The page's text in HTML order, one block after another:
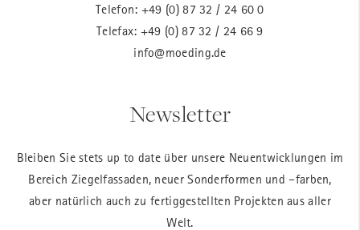
Telefon: +49 (0) 87 32 / 24 60 0
Telefax: +49 (0) 87 32 / 24 66 9
info@moeding.de
Newsletter
Bleiben Sie stets up to date über unsere Neuentwicklungen im
Bereich Ziegelfassaden, neuer Sonderformen und –farben,
aber natürlich auch zu fertiggestellten Projekten aus aller
Welt.